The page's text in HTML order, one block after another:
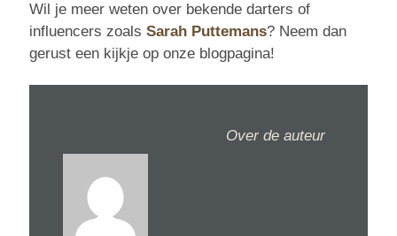
Wil je meer weten over bekende darters of
influencers zoals Sarah Puttemans? Neem dan
gerust een kijkje op onze blogpagina!
Over de auteur